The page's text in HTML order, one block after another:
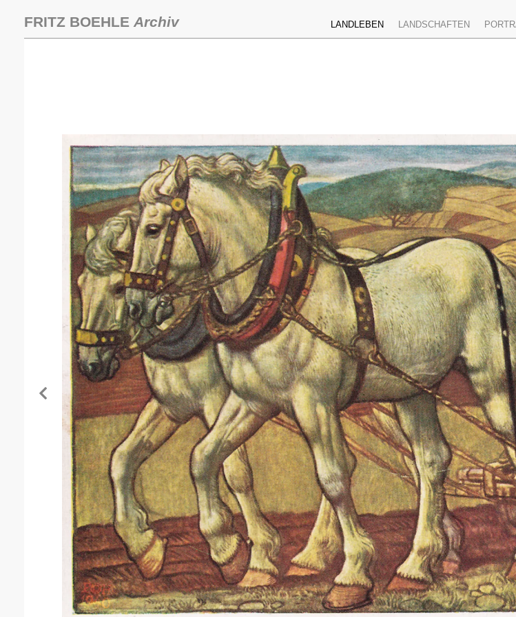
FRITZ BOEHLE Archiv LANDLEBEN LANDSCHAFTEN